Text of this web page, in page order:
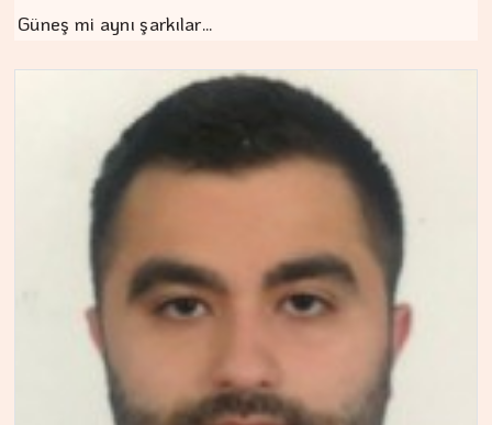
Güneş mi aynı şarkılar…